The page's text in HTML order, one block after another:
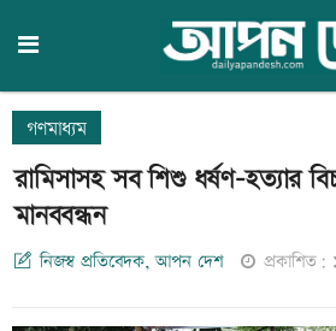
গণমাধ্যম
রামিসাসহ সব শিশু ধর্ষণ-হত্যার
মানববন্ধন
নিজস্ব প্রতিবেদক, আপন দেশ